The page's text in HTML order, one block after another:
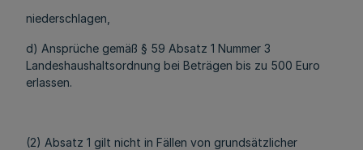
niederschlagen,
d) Ansprüche gemäß § 59 Absatz 1 Nummer 3
Landeshaushaltsordnung bei Beträgen bis zu 500 Euro
erlassen.
(2) Absatz 1 gilt nicht in Fällen von grundsätzlicher